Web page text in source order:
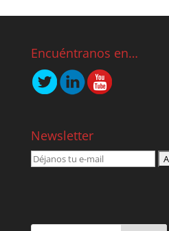
Encuéntranos en…
Newsletter